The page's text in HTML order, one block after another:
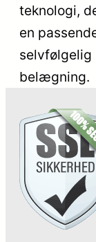
teknologi,
en
selvfølgelig
belægning.